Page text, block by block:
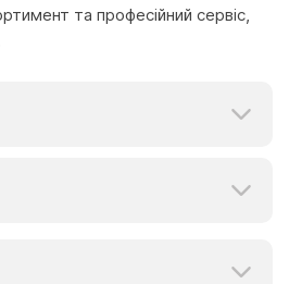
та професійний сервіс,